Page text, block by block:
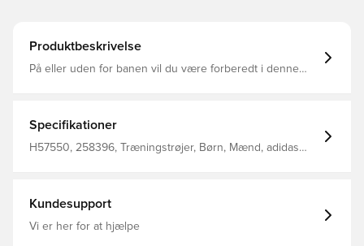
Produktbeskrivelse
På eller uden for banen vil du være forberedt i denne
fugt væk fra din hud, så du forbliver tør og komfortabel.
Fremstillet af 100 % genbrugsmaterialer repræsenterer
dette produkt blot en af vores løsninger til at hjælpe med
Specifikationer
H57550, 258396, Træningstrøjer, Børn, Mænd, adidas
Kundesupport
Vi er her for at hjælpe